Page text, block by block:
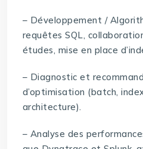
– Développement /
requêtes SQL,
études, mise en place
– Diagnostic et
d’optimisation (batch,
architecture).
– Analyse des